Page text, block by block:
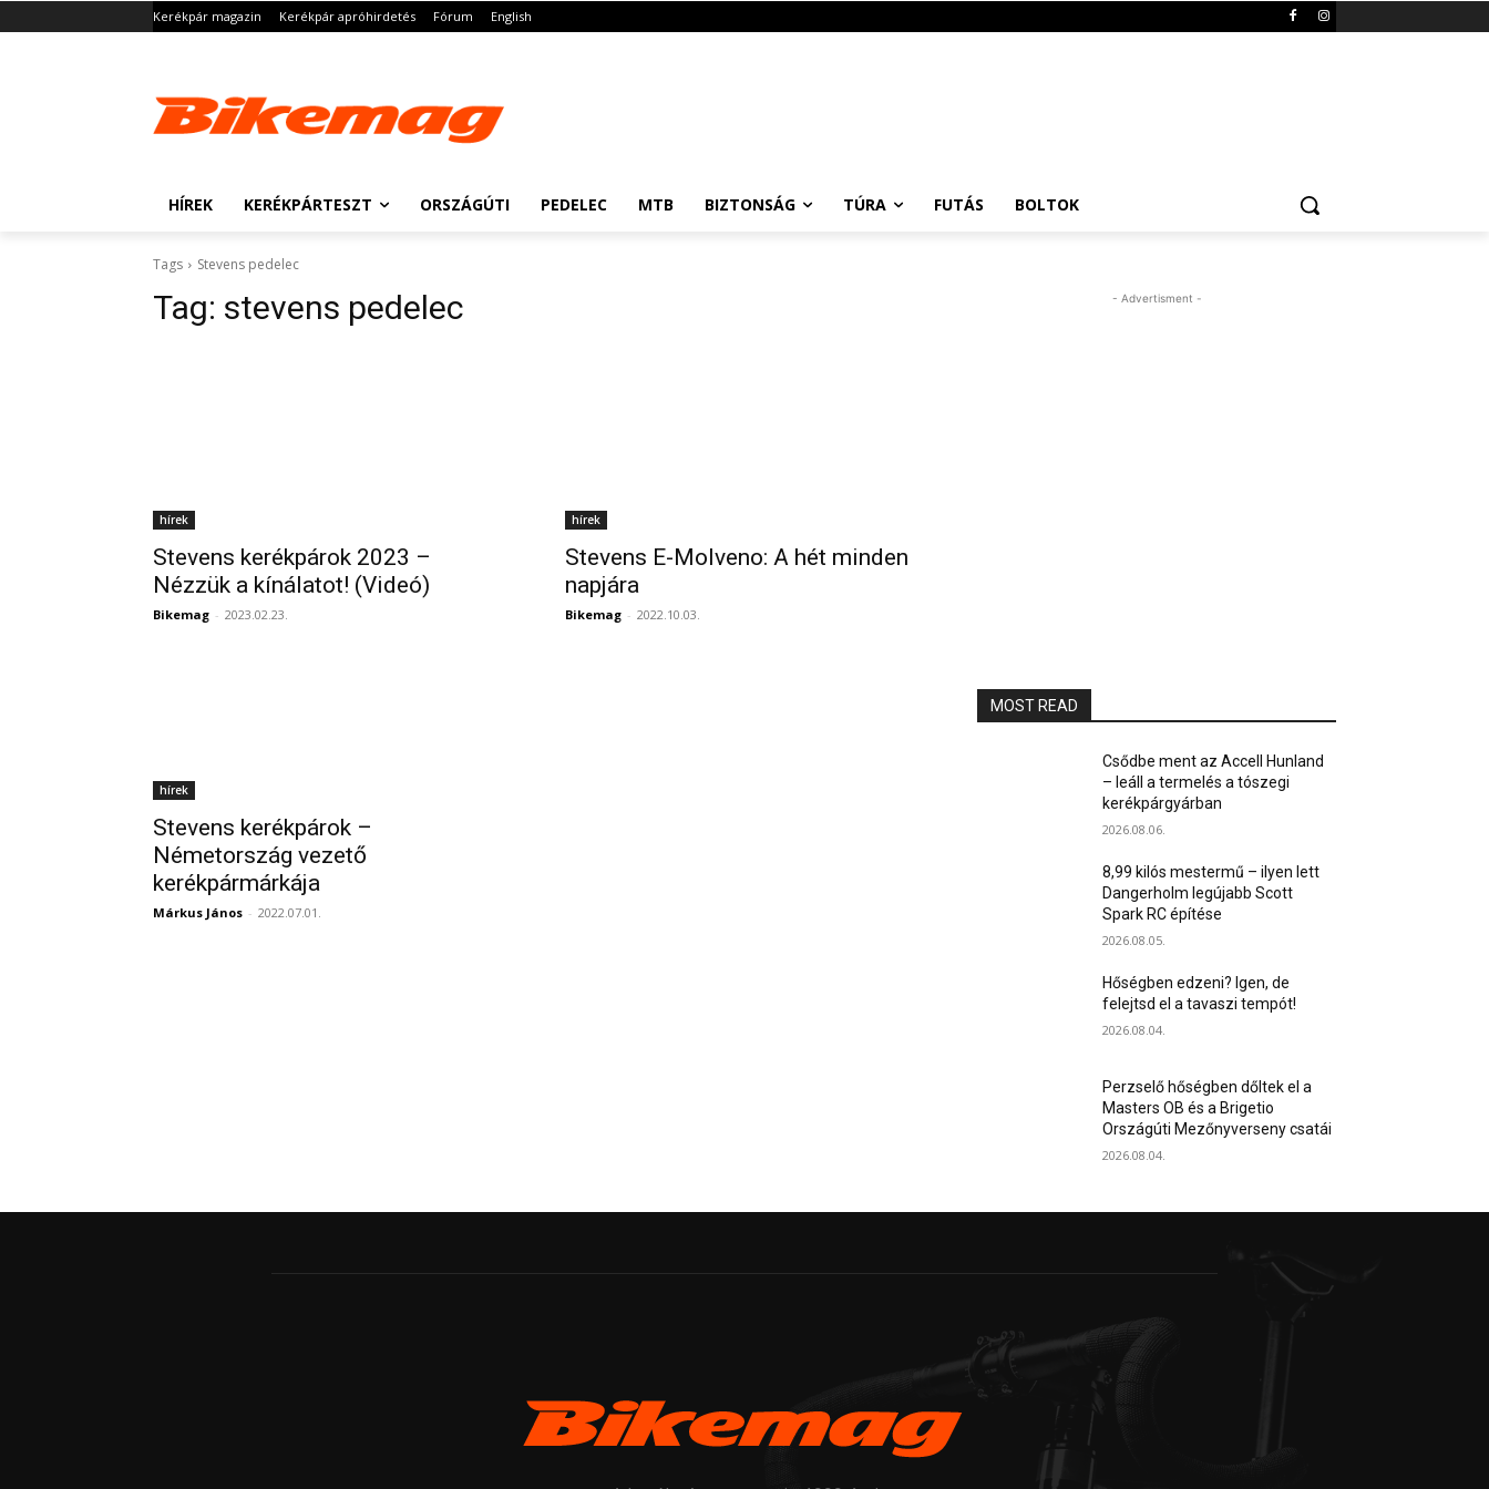
Kerékpár magazin Kerékpár apróhirdetés Fórum English
HÍREK KERÉKPÁRTESZT ORSZÁGÚTI PEDELEC MTB BIZTONSÁG TÚRA FUTÁS BOLTOK
Tags Stevens pedelec
Tag: stevens pedelec
hírek
Stevens kerékpárok 2023 –
Nézzük a kínálatot! (Videó)
Bikemag - 2023.02.23.
hírek
Stevens E-Molveno: A hét minden
napjára
Bikemag - 2022.10.03.
hírek
Stevens kerékpárok –
Németország vezető
kerékpármárkája
Márkus János - 2022.07.01.
- Advertisment -
MOST READ
Csődbe ment az Accell Hunland
– leáll a termelés a tószegi
kerékpárgyárban
2026.08.06.
8,99 kilós mestermű – ilyen lett
Dangerholm legújabb Scott
Spark RC építése
2026.08.05.
Hőségben edzeni? Igen, de
felejtsd el a tavaszi tempót!
2026.08.04.
Perzselő hőségben dőltek el a
Masters OB és a Brigetio
Országúti Mezőnyverseny csatái
2026.08.04.